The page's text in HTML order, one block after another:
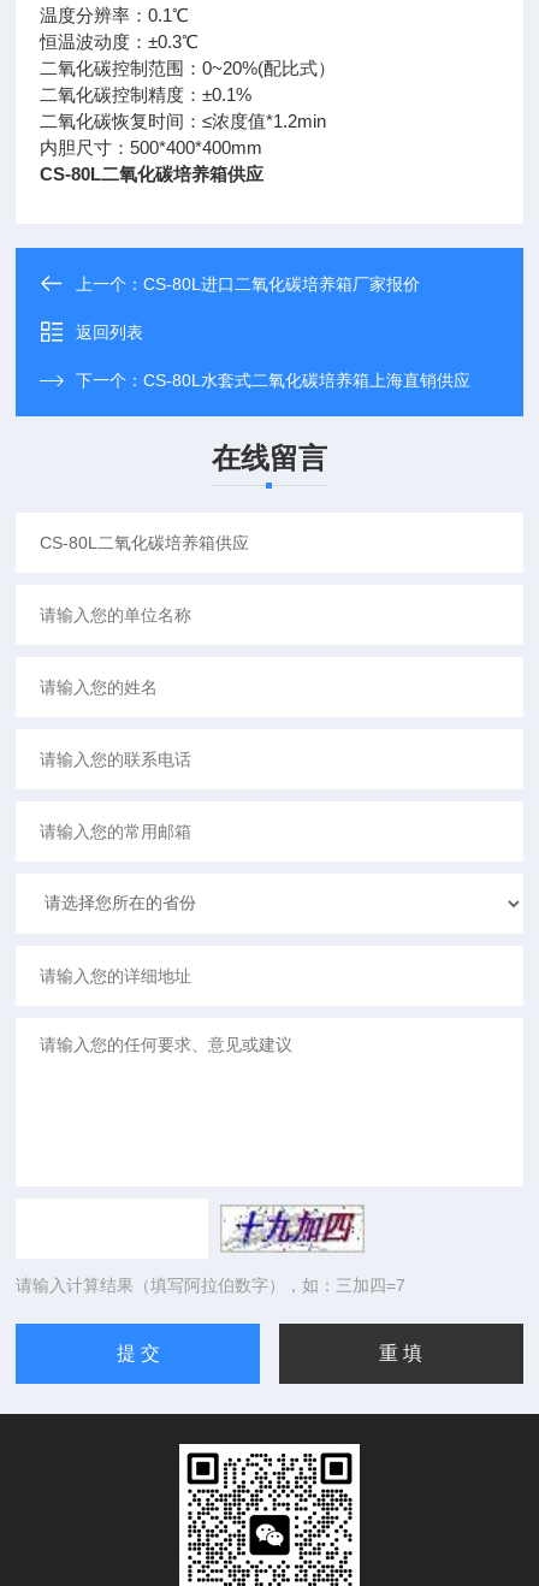
温度分辨率：0.1℃
恒温波动度：±0.3℃
二氧化碳控制范围：0~20%(配比式）
二氧化碳控制精度：±0.1%
二氧化碳恢复时间：≤浓度值*1.2min
内胆尺寸：500*400*400mm
CS-80L二氧化碳培养箱供应
上一个：CS-80L进口二氧化碳培养箱厂家报价
返回列表
下一个：CS-80L水套式二氧化碳培养箱上海直销供应
在线留言
请输入计算结果（填写阿拉伯数字），如：三加四=7